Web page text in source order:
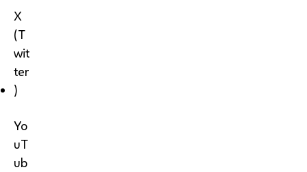
X
(T
wit
ter
)
Yo
uT
ub